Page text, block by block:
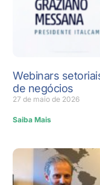
Webinars
de negócios
27 de maio de 2026
Saiba Mais